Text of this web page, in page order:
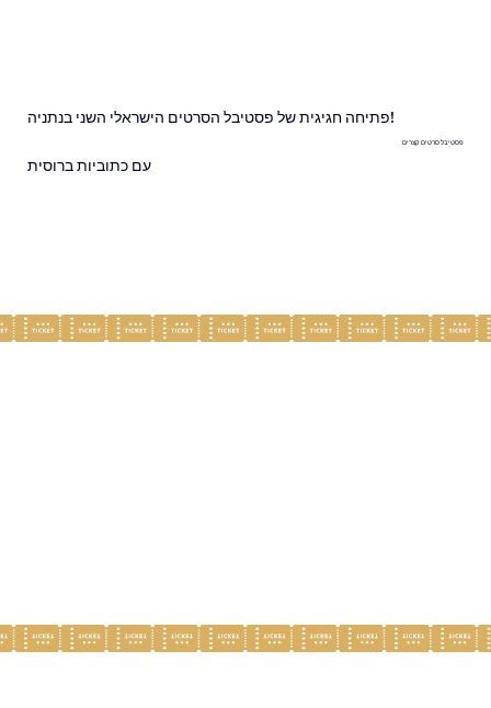
פתיחה חגיגית של פסטיבל הסרטים הישראלי השני בנתניה!
פסטיבל סרטים קצרים
עם כתוביות ברוסית